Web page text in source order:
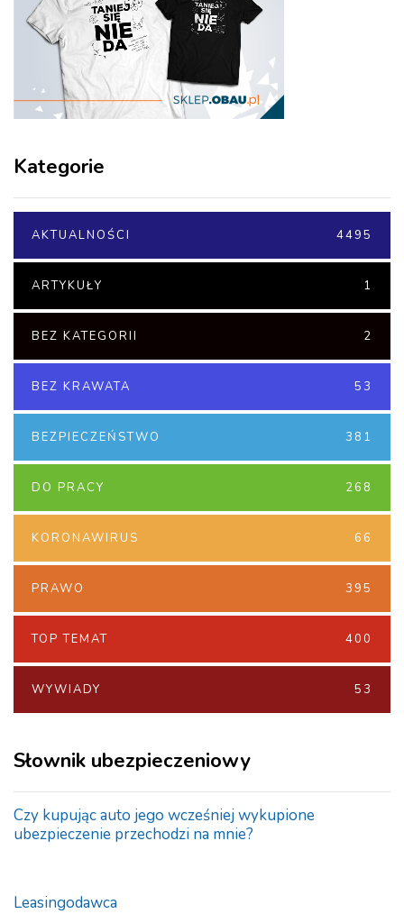
Kategorie
AKTUALNOŚCI 4495
ARTYKUŁY 1
BEZ KATEGORII 2
BEZ KRAWATA 53
BEZPIECZEŃSTWO 381
DO PRACY 268
KORONAWIRUS 66
PRAWO 395
TOP TEMAT 400
WYWIADY 53
Słownik ubezpieczeniowy
Czy kupując auto jego wcześniej wykupione
ubezpieczenie przechodzi na mnie?
Leasingodawca